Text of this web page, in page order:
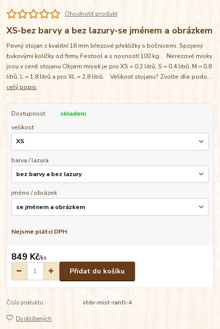
Ohodnotit produkt
XS-bez barvy a bez lazury-se jménem a obrázkem
Pevný stojan z kvalitní 18 mm březové překližky s bočnicemi. Spojený
bukovými kolíčky od firmy Festool a s nosností 100 kg. Nerezové misky
jsou v ceně stojanu Objem misek je pro XS = 0,2 litrů, S = 0,4 litrů, M = 0,8
litrů, L = 1,8 litrů a pro XL = 2,8 litrů. Velikost stojanu? Zvolte dle podo...
celý popis
Dostupnost
skladem
velikost
barva / lazura
jméno / obrázek
Nejsme plátci DPH
849 Kč/ks
Přidat do košíku
Číslo produktu: stdv-mist-rantl-4
Do oblíbených